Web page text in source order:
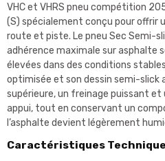
VHC et VHRS pneu compétition
(S) spécialement conçu pour offrir
route et piste. Le pneu Sec Semi-
adhérence maximale sur asphalte
élevées dans des conditions
optimisée et son dessin semi-
supérieure, un freinage puissant
appui, tout en conservant un
l’asphalte devient légèrement
Caractéristiques